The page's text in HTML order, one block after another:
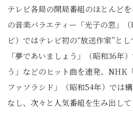
テレビ各局の開局番組のほとんど
の音楽バラエティー「光子の窓」
ビ）ではテレビ初の“放送作家”と
「夢であいましょう」（昭和36年
う」などのヒット曲を連発、
ファソラシド」（昭和54年）では
なし、次々と人気番組を生み出して